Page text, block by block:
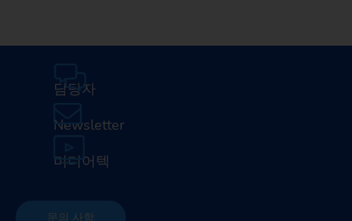
담당자
Newsletter
미디어텍
문의 사항